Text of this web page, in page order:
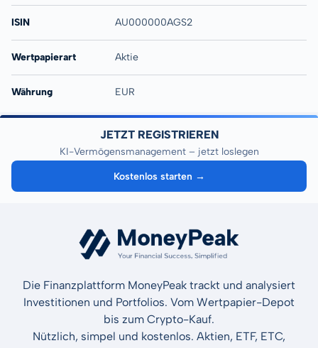
ISIN AU000000AGS2
Wertpapierart Aktie
Währung EUR
JETZT REGISTRIEREN
KI-Vermögensmanagement – jetzt loslegen
Kostenlos starten →
Die Finanzplattform MoneyPeak trackt und analysiert
Investitionen und Portfolios. Vom Wertpapier-Depot
bis zum Crypto-Kauf.
Nützlich, simpel und kostenlos. Aktien, ETF, ETC,